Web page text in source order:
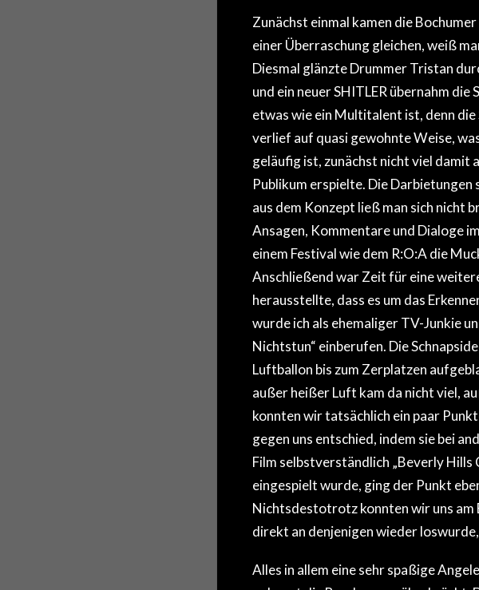
Zunächst einmal kamen die
einer Überraschung gleichen, weiß
Diesmal glänzte Drummer Tristan
und ein neuer SHITLER übernahm
etwas wie ein Multitalent ist, denn
verlief auf quasi gewohnte Weise,
geläufig ist, zunächst nicht viel damit
Publikum erspielte. Die
aus dem Konzept ließ man sich nicht
Ansagen, Kommentare und Dialoge
einem Festival wie dem R:O:A die
Anschließend war Zeit für eine
herausstellte, dass es um das
wurde ich als ehemaliger TV-Junkie
Nichtstun“ einberufen. Die
Luftballon bis zum Zerplatzen
außer heißer Luft kam da nicht viel,
konnten wir tatsächlich ein paar
gegen uns entschied, indem sie bei
Film selbstverständlich „Beverly Hills
eingespielt wurde, ging der Punkt
Nichtsdestotrotz konnten wir uns am
direkt an denjenigen wieder
Alles in allem eine sehr spaßige